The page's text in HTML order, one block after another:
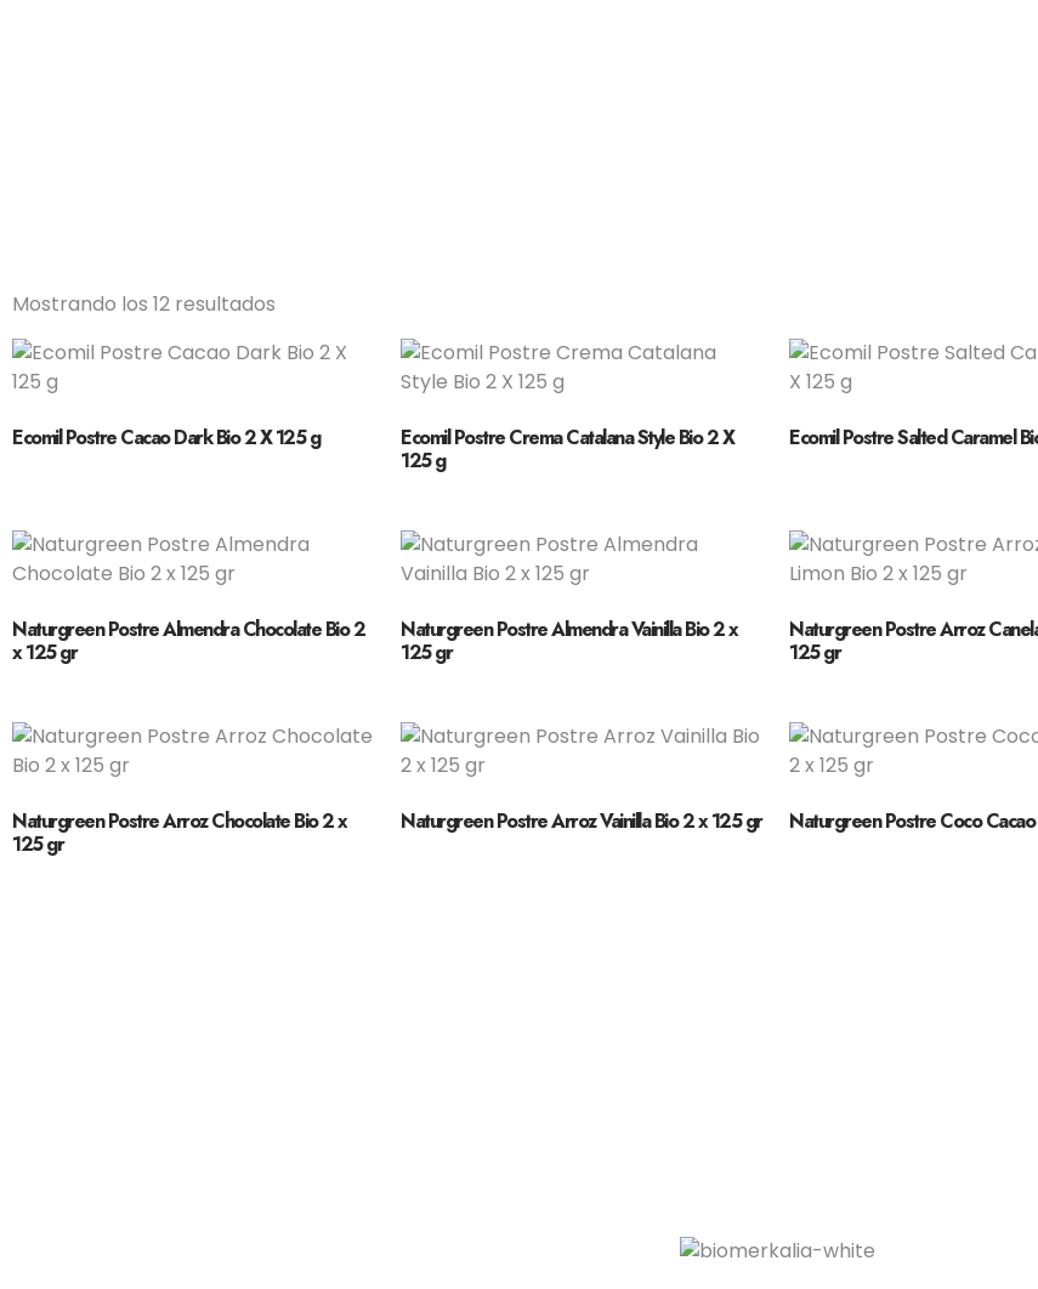
Mostrando los 12 resultados
Ecomil Postre Cacao Dark Bio 2 X 125 g
Ecomil Postre Crema Catalana Style Bio 2 X
125 g
Ecomil Postre Salted Caramel
Naturgreen Postre Almendra Chocolate Bio 2
x 125 gr
Naturgreen Postre Almendra Vainilla Bio 2 x
125 gr
Naturgreen Postre Arroz
125 gr
Naturgreen Postre Arroz Chocolate Bio 2 x
125 gr
Naturgreen Postre Arroz Vainilla Bio 2 x 125 gr Naturgreen Postre Coco